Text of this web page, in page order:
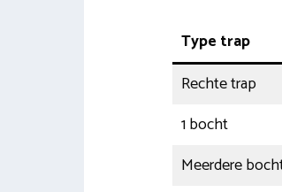
Type trap
Rechte trap
1 bocht
Meerdere